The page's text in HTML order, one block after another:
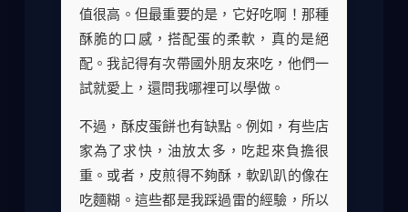
值很高。但最重要的是，它好吃啊！那種
酥脆的口感，搭配蛋的柔軟，真的是絕
配。我記得有次帶國外朋友來吃，他們一
試就愛上，還問我哪裡可以學做。
不過，酥皮蛋餅也有缺點。例如，有些店
家為了求快，油放太多，吃起來負擔很
重。或者，皮煎得不夠酥，軟趴趴的像在
吃麵糊。這些都是我踩過雷的經驗，所以